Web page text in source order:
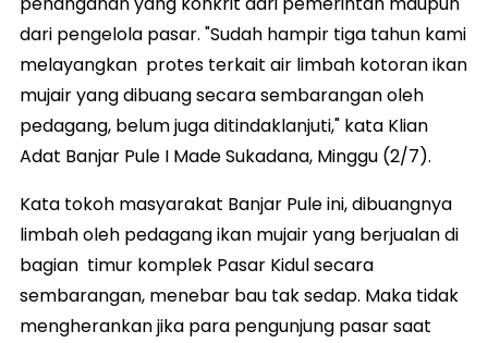
dari pengelola pasar. "Sudah hampir tiga tahun kami
melayangkan protes terkait air limbah kotoran ikan
mujair yang dibuang secara sembarangan oleh
pedagang, belum juga ditindaklanjuti," kata Klian
Adat Banjar Pule I Made Sukadana, Minggu (2/7).
Kata tokoh masyarakat Banjar Pule ini, dibuangnya
limbah oleh pedagang ikan mujair yang berjualan di
bagian timur komplek Pasar Kidul secara
sembarangan, menebar bau tak sedap. Maka tidak
mengherankan jika para pengunjung pasar saat